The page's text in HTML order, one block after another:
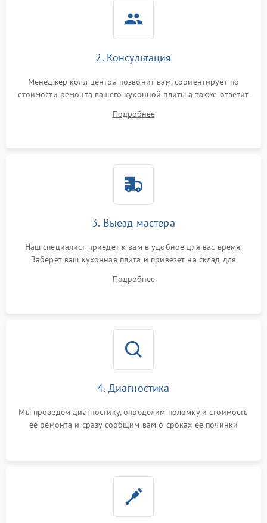
2. Консультация
Менеджер колл центра позвонит вам, сориентирует по
стоимости ремонта вашего кухонной плиты а также ответит
Подробнее
3. Выезд мастера
Наш специалист приедет к вам в удобное для вас время.
Заберет ваш кухонная плита и привезет на склад для
Подробнее
4. Диагностика
Мы проведем диагностику, определим поломку и стоимость
ее ремонта и сразу сообщим вам о сроках ее починки